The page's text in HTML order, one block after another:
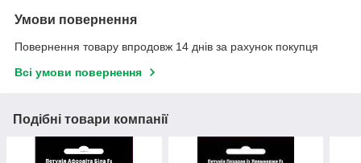
Умови повернення
Повернення товару впродовж 14 днів за рахунок покупця
Всі умови повернення
Подібні товари компанії